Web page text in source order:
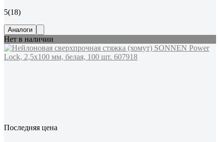
5(18)
Аналоги
Нет в наличии
Последняя цена